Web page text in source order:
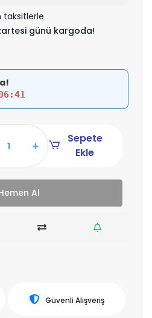
taksitlerle
günü kargoda!
Sepete
Ekle
Al
Güvenli Alışveriş